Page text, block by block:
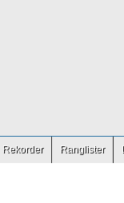
Rekorder Ranglister